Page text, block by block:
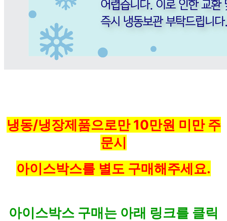
냉동/냉장제품으로만 10만원 미만 주
문시
아이스박스를 별도 구매해주세요.
아이스박스 구매는 아래 링크를 클릭